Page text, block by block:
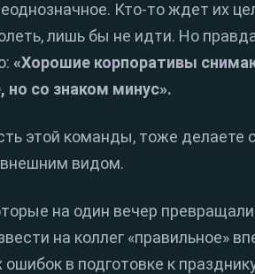
Кто-то ждет их
лишь бы не идти. Но
«Хорошие корпоративы
со знаком минус».
этой команды, тоже делаете
внешним видом.
на один вечер
на коллег «правильное»
в подготовке к